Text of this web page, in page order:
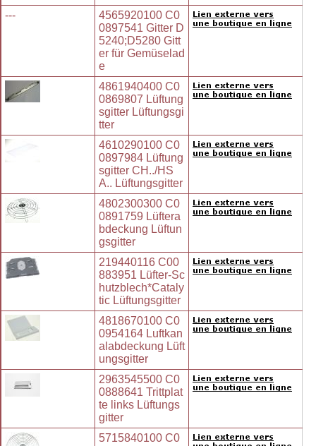
---
4565920100 C0
0897541 Gitter D
5240;D5280 Gitt
er für Gemüselad
e
4861940400 C0
0869807 Lüftung
sgitter Lüftungsgi
tter
4610290100 C0
0897984 Lüftung
sgitter CH../HS
A.. Lüftungsgitter
4802300300 C0
0891759 Lüftera
bdeckung Lüftun
gsgitter
219440116 C00
883951 Lüfter-Sc
hutzblech*Cataly
tic Lüftungsgitter
4818670100 C0
0954164 Luftkan
alabdeckung Lüft
ungsgitter
2963545500 C0
0888641 Trittplat
te links Lüftungs
gitter
5715840100 C0